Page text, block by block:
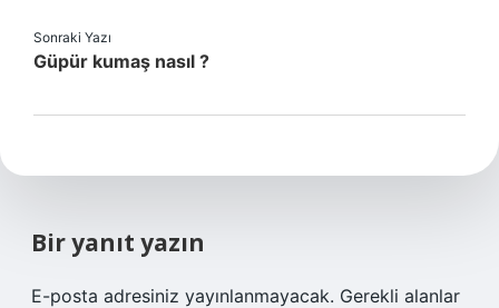
Sonraki Yazı
Güpür kumaş nasıl ?
Bir yanıt yazın
E-posta adresiniz yayınlanmayacak. Gerekli alanlar